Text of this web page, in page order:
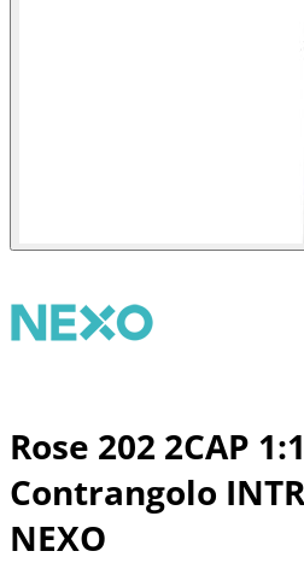
Rose 202 2CAP
Contrangolo
NEXO